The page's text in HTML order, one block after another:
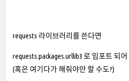
requests 라이브러리를 쓴다면
requests.packages.urllib3 로 임포트 되
(혹은 여기다가 해줘야만 할 수도?)